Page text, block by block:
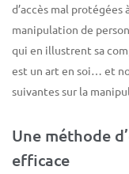
d’accès mal
manipulation de
qui en illustrent sa
est un art en soi… et
suivantes sur la
Une méthode
efficace